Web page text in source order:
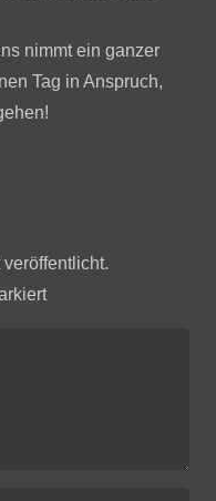
nimmt ein ganzer
Tag in Anspruch,